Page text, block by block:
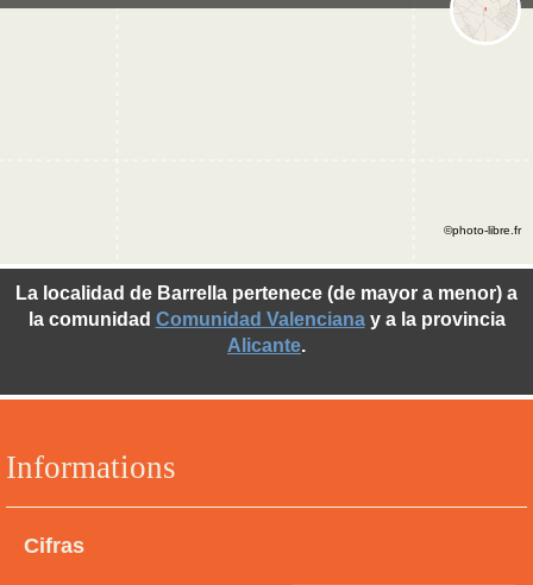
Informations
Cifras
La localidad de Barrella pertenece (de mayor a menor) a
la comunidad Comunidad Valencianay a la provincia
Alicante.
©photo-libre.fr